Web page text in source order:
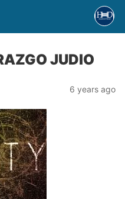
JUDIO
6 years ago